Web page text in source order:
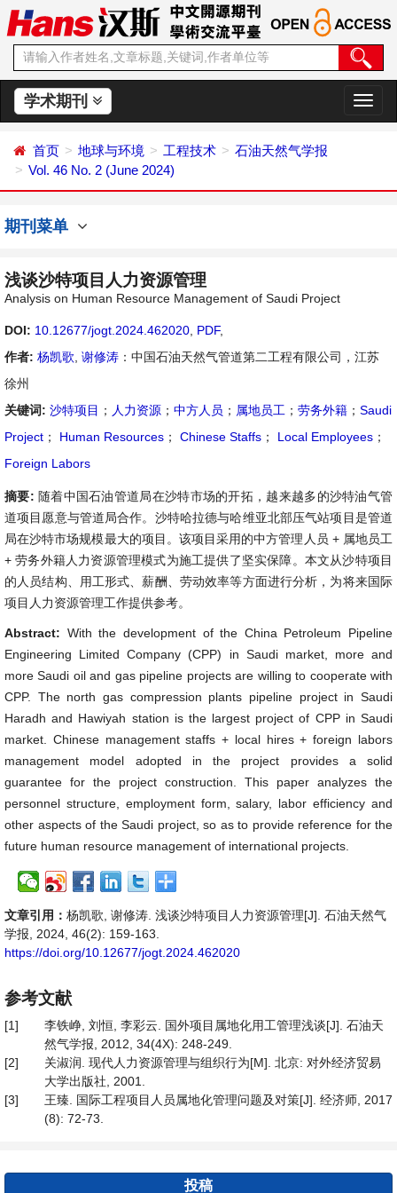
学术期刊
切
换
首页 地球与环境 工程技术
石油天然气学报
Vol. 46 No. 2 (June 2024)
期刊菜单
浅谈沙特项目人力资源管理
Analysis on Human Resource Management of Saudi Project
DOI: 10.12677/jogt.2024.462020 PDF,
作者: 杨凯歌 谢修涛 ：中国石油天然气管道第二工程有限公司，江苏
徐州
关键词: 沙特项目 ； 人力资源 ； 中方人员 ； 属地员工 ； 劳务外籍 ； Saudi
Project ； Human Resources ； Chinese Staffs ； Local Employees ；
Foreign Labors
摘要: 随着中国石油管道局在沙特市场的开拓，越来越多的沙特油气管
道项目愿意与管道局合作。沙特哈拉德与哈维亚北部压气站项目是管道
局在沙特市场规模最大的项目。该项目采用的中方管理人员 + 属地员工
+ 劳务外籍人力资源管理模式为施工提供了坚实保障。本文从沙特项目
的人员结构、用工形式、薪酬、劳动效率等方面进行分析，为将来国际
项目人力资源管理工作提供参考。
Abstract: With the development of the China Petroleum Pipeline
Engineering Limited Company (CPP) in Saudi market, more and
more Saudi oil and gas pipeline projects are willing to cooperate with
CPP. The north gas compression plants pipeline project in Saudi
Haradh and Hawiyah station is the largest project of CPP in Saudi
market. Chinese management staffs + local hires + foreign labors
management model adopted in the project provides a solid
guarantee for the project construction. This paper analyzes the
personnel structure, employment form, salary, labor efficiency and
other aspects of the Saudi project, so as to provide reference for the
future human resource management of international projects.
文章引用： 杨凯歌, 谢修涛. 浅谈沙特项目人力资源管理[J]. 石油天然气
学报, 2024, 46(2): 159-163.
https://doi.org/10.12677/jogt.2024.462020
参考文献
[1]
李铁峥, 刘恒, 李彩云. 国外项目属地化用工管理浅谈[J]. 石油天
然气学报, 2012, 34(4X): 248-249.
[2]
关淑润. 现代人力资源管理与组织行为[M]. 北京: 对外经济贸易
大学出版社, 2001.
[3]
王臻. 国际工程项目人员属地化管理问题及对策[J]. 经济师, 2017
(8): 72-73.
投稿